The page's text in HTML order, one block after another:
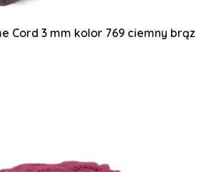
Cord 3 mm kolor 769 ciemny brąz